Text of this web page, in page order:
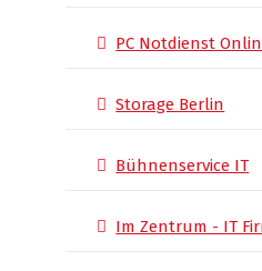
PC Notdienst
Storage Berlin
Bühnenservice IT
Im Zentrum - IT